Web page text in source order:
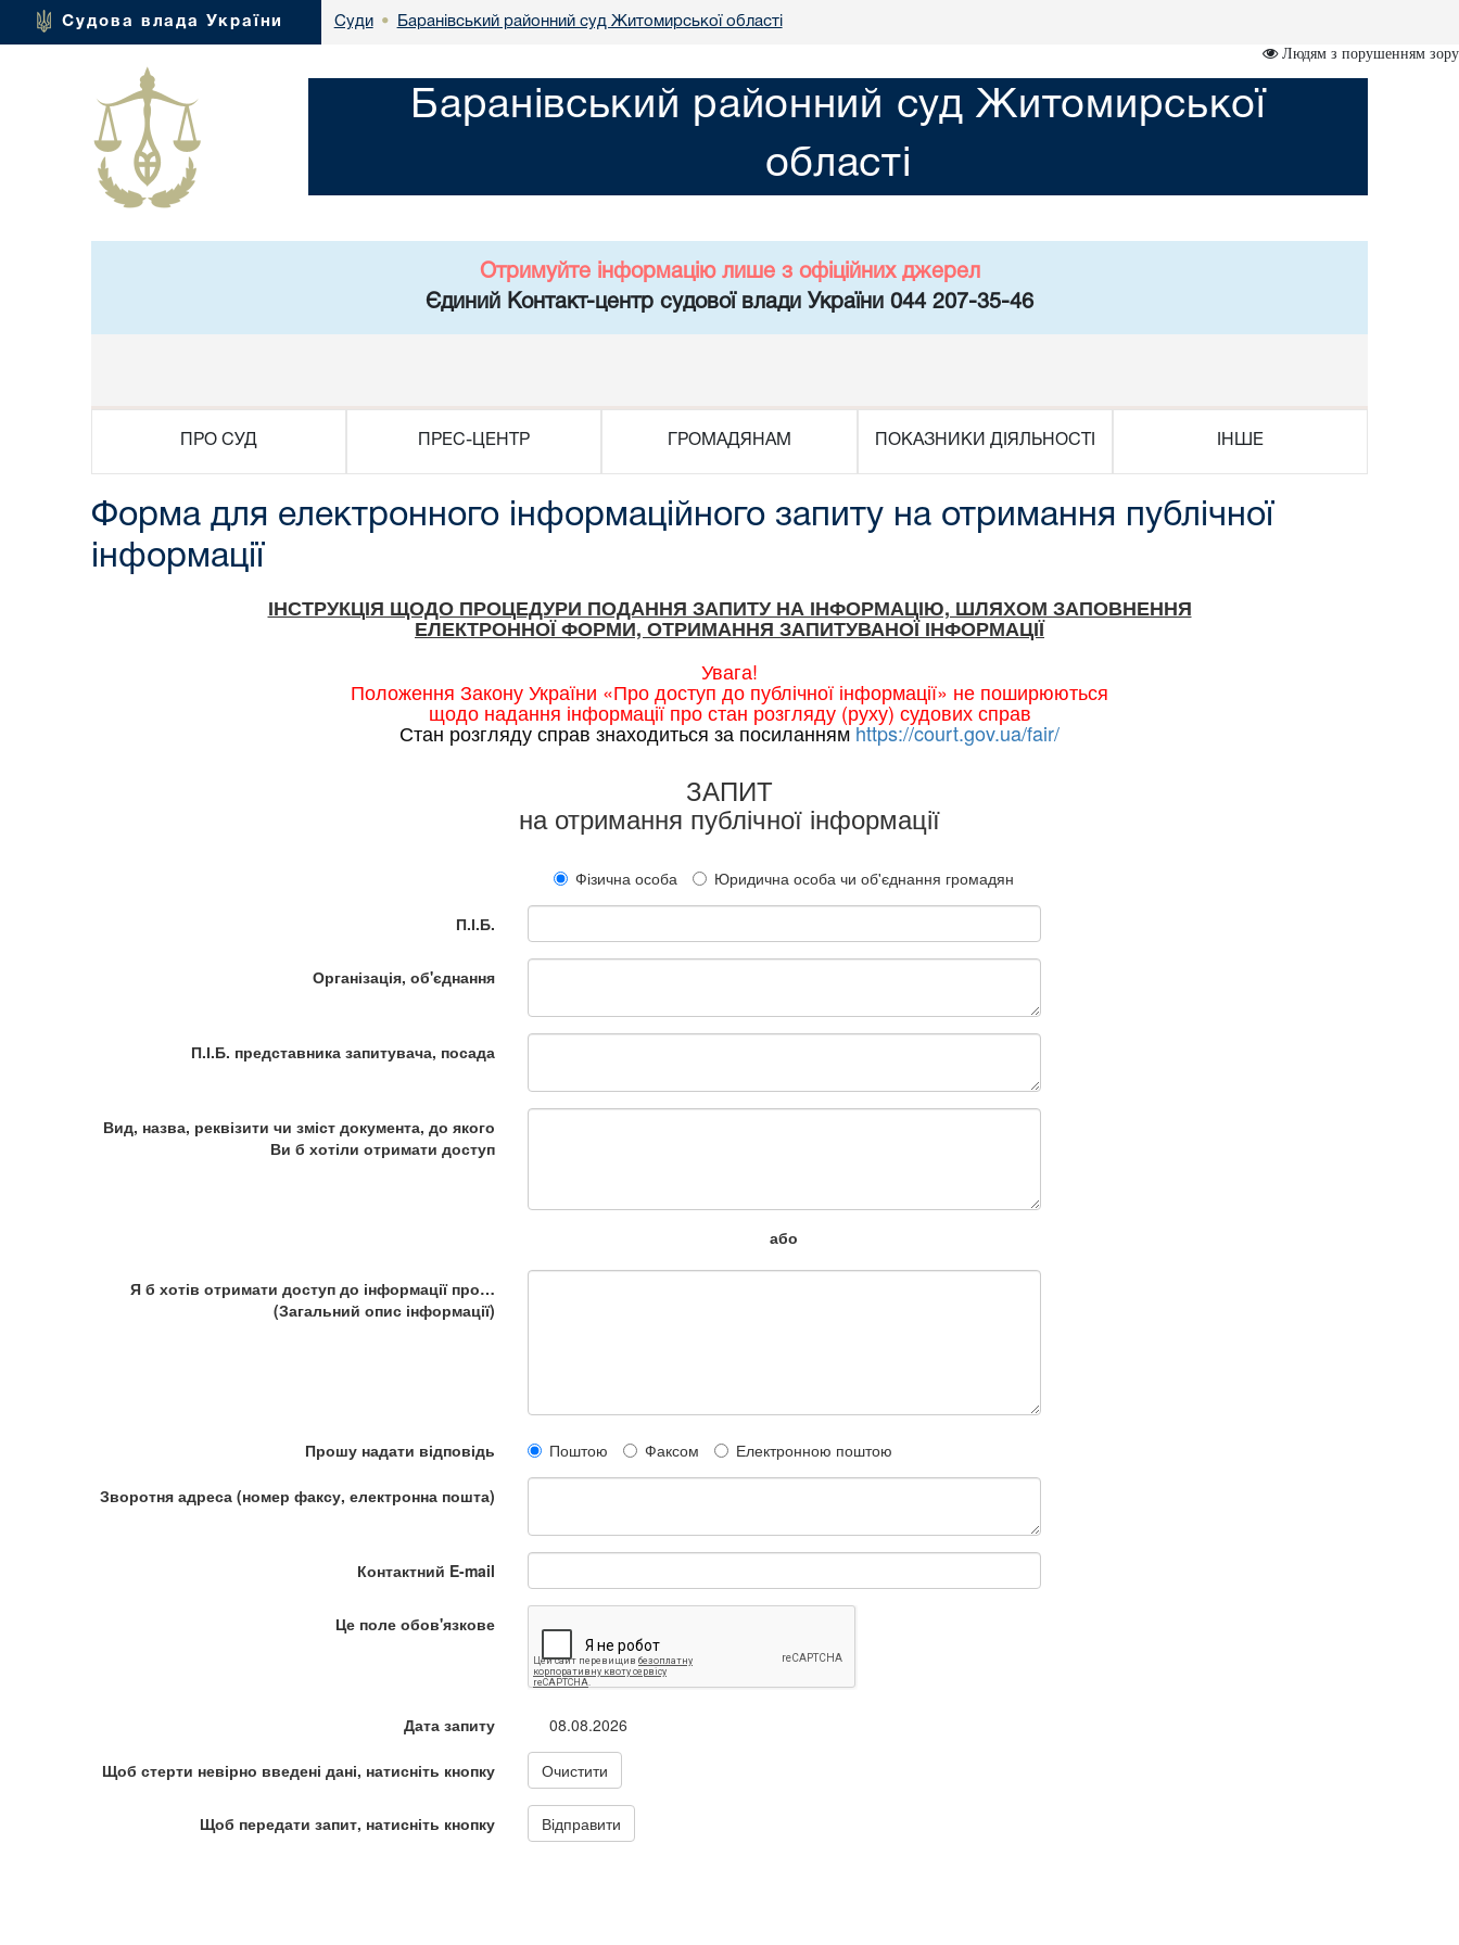
Судова влада України Суди • Баранівський районний суд Житомирської області
Людям з порушенням зору
Баранівський районний суд Житомирської
області
Отримуйте інформацію лише з офіційних джерел
Єдиний Контакт-центр судової влади України 044 207-35-46
ПРО СУД ПРЕС-ЦЕНТР ГРОМАДЯНАМ ПОКАЗНИКИ ДІЯЛЬНОСТІ ІНШЕ
Форма для електронного інформаційного запиту на отримання публічної
інформації